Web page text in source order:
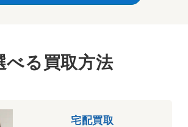
べる買取方法
宅配買取